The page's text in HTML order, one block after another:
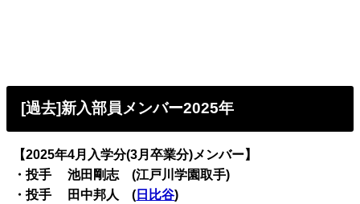
[過去]新入部員メンバー2025年
【2025年4月入学分(3月卒業分)メンバー】
・投手 池田剛志 (江戸川学園取手)
・投手 田中邦人 ( 日比谷)